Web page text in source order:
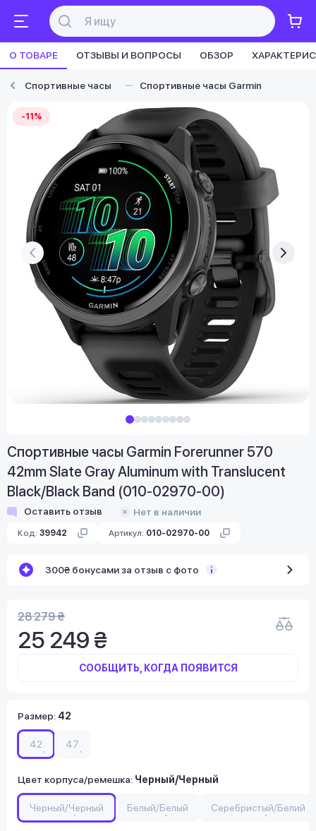
О ТОВАРЕ ОТЗЫВЫ И ВОПРОСЫ ОБЗОР
Спортивные часы Спортивные часы Garmin
-11%
Спортивные часы Garmin Forerunner 570
42mm Slate Gray Aluminum with Translucent
Black/Black Band (010-02970-00)
Оставить отзыв Нет в наличии
Код: 39942 Артикул: 010-02970-00
300₴ бонусами за отзыв с фото
28 279 ₴
25 249 ₴
СООБЩИТЬ, КОГДА ПОЯВИТСЯ
Размер: 42
42 47
Цвет корпуса/ремешка: Черный/Черный
Черный/Черный Белый/Белый Серебристый/Белий